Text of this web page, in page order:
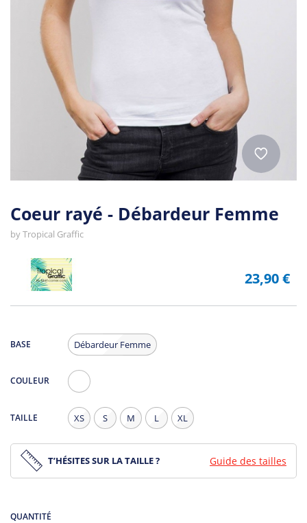
Coeur rayé - Débardeur Femme
byTropical Graffic
23,90 €
BASE Débardeur Femme
COULEUR
TAILLE XS S M L XL
T’HÉSITES SUR LA TAILLE ? Guide des tailles
QUANTITÉ